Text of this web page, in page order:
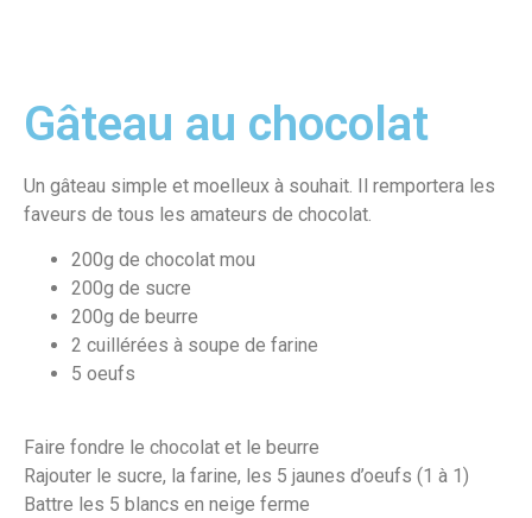
Gâteau au chocolat
Un gâteau simple et moelleux à souhait. Il remportera les
faveurs de tous les amateurs de chocolat.
200g de chocolat mou
200g de sucre
200g de beurre
2 cuillérées à soupe de farine
5 oeufs
Faire fondre le chocolat et le beurre
Rajouter le sucre, la farine, les 5 jaunes d’oeufs (1 à 1)
Battre les 5 blancs en neige ferme